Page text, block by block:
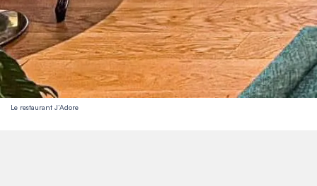
Le restaurant J’Adore